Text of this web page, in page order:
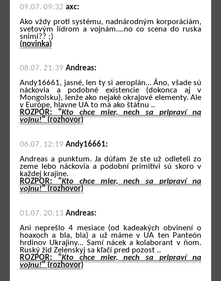
09.07. 09:32 axc:
Ako vždy proti systému, nadnárodným korporáciám,
svetovým lídrom a vojnám....no co scena do ruska
snimi?? ;)
(novinka)
08.07. 21:39 Andreas:
Andy16661, jasné, len ty si aeroplán... Áno, všade sú
náckovia a podobné existencie (dokonca aj v
Mongolsku), lenže ako nejaké okrajové elementy. Ale
v Európe, hlavne UA to má ako štátnu ..
ROZPOR: "Kto chce mier, nech sa pripraví na
vojnu!" (rozhovor)
06.07. 12:19 Andy16661:
Andreas a punktum. Ja dúfam že ste už odleteli zo
zeme lebo náckovia a podobní primitívi sú skoro v
každej krajine.
ROZPOR: "Kto chce mier, nech sa pripraví na
vojnu!" (rozhovor)
01.07. 20:13 Andreas:
Ani neprešlo 4 mesiace (od kadeakých obvinení o
hoaxoch a bla, bla) a už máme v UA ten Panteón
hrdinov Ukrajiny... Samí nácek a kolaborant v ňom.
Ruský žid Zelenskyj sa kľačí pred pozost ..
ROZPOR: "Kto chce mier, nech sa pripraví na
vojnu!" (rozhovor)